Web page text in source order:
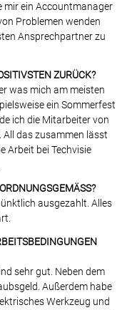
mir ein Accountmanager
Problemen wenden
Ansprechpartner zu
ZURÜCK?
was mich am meisten
ein Sommerfest
ich die Mitarbeiter von
das zusammen lässt
Arbeit bei Techvisie
ausgezahlt. Alles
sehr gut. Neben dem
Außerdem habe
Werkzeug und